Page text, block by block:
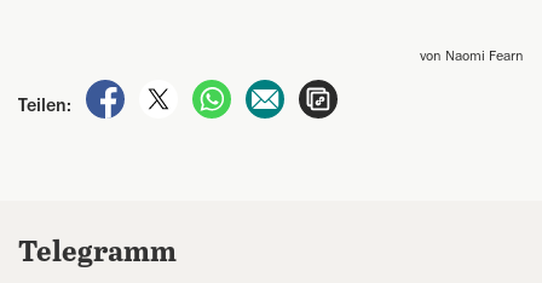
von Naomi Fearn
Teilen:
auf Facebook teilen
auf X teilenper WhatsApp teilen
per E-Mail teilen
Telegramm